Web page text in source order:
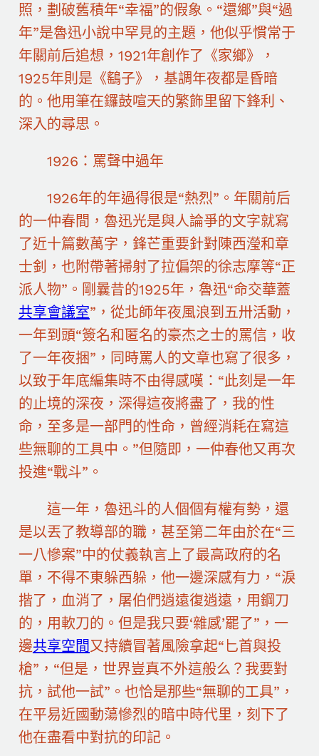
照，劃破舊積年“幸福”的假象。“還鄉”與“過
年”是魯迅小說中罕見的主題，他似乎慣常于
年關前后追想，1921年創作了《家鄉》，
1925年則是《鷂子》，基調年夜都是昏暗
的。他用筆在鑼鼓喧天的繁飾里留下鋒利、
深入的尋思。
1926：罵聲中過年
1926年的年過得很是“熱烈”。年關前后
的一仲春間，魯迅光是與人論爭的文字就寫
了近十篇數萬字，鋒芒重要針對陳西瀅和章
士釗，也附帶著掃射了拉偏架的徐志摩等“正
派人物”。剛曩昔的1925年，魯迅“命交華蓋
共享會議室”，從北師年夜風浪到五卅活動，
一年到頭“簽名和匿名的豪杰之士的罵信，收
了一年夜捆”，同時罵人的文章也寫了很多，
以致于年底編集時不由得感嘆：“此刻是一年
的止境的深夜，深得這夜將盡了，我的性
命，至多是一部門的性命，曾經消耗在寫這
些無聊的工具中。”但隨即，一仲春他又再次
投進“戰斗”。
這一年，魯迅斗的人個個有權有勢，還
是以丟了教導部的職，甚至第二年由於在“三
一八慘案”中的仗義執言上了最高政府的名
單，不得不東躲西躲，他一邊深感有力，“淚
揩了，血消了，屠伯們逍遠復逍遠，用鋼刀
的，用軟刀的。但是我只要‘雜感’罷了”，一
邊共享空間 又持續冒著風險拿起“匕首與投
槍”，“但是，世界豈真不外這般么？我要對
抗，試他一試”。也恰是那些“無聊的工具”，
在平易近國動蕩慘烈的暗中時代里，刻下了
他在盡看中對抗的印記。